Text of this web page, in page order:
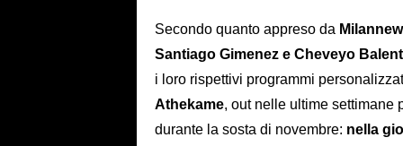
Secondo quanto appreso da
Santiago Gimenez e Cheveyo
i loro rispettivi programmi
Athekame, out nelle ultime settimane
durante la sosta di novembre: nella